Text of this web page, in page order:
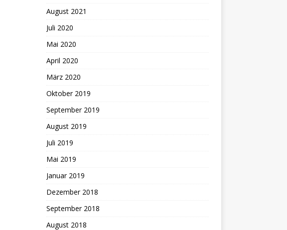
August 2021
Juli 2020
Mai 2020
April 2020
März 2020
Oktober 2019
September 2019
August 2019
Juli 2019
Mai 2019
Januar 2019
Dezember 2018
September 2018
August 2018